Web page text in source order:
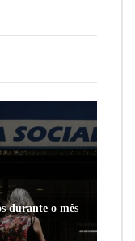
durante o mês